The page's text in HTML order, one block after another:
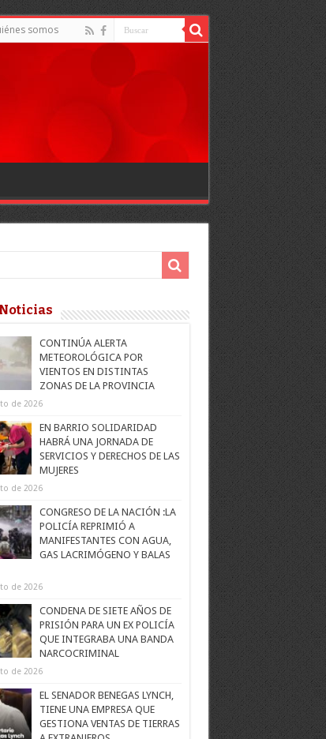
somos
CONTINÚA ALERTA
METEOROLÓGICA POR
VIENTOS EN DISTINTAS
ZONAS DE LA PROVINCIA
de 2026
EN BARRIO SOLIDARIDAD
HABRÁ UNA JORNADA DE
SERVICIOS Y DERECHOS DE LAS
MUJERES
de 2026
CONGRESO DE LA NACIÓN :LA
POLICÍA REPRIMIÓ A
MANIFESTANTES CON AGUA,
GAS LACRIMÓGENO Y BALAS
de 2026
CONDENA DE SIETE AÑOS DE
PRISIÓN PARA UN EX POLICÍA
QUE INTEGRABA UNA BANDA
NARCOCRIMINAL
de 2026
EL SENADOR BENEGAS LYNCH,
TIENE UNA EMPRESA QUE
GESTIONA VENTAS DE TIERRAS